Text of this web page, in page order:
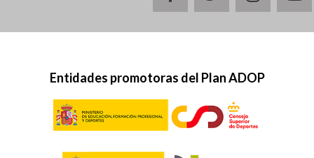
Entidades promotoras del Plan ADOP